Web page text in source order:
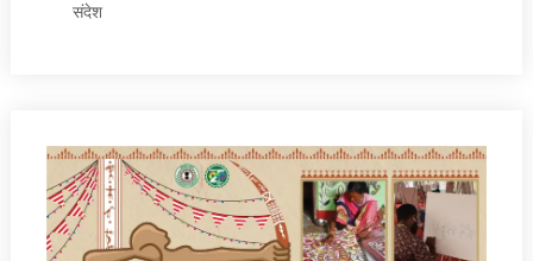
संदेश